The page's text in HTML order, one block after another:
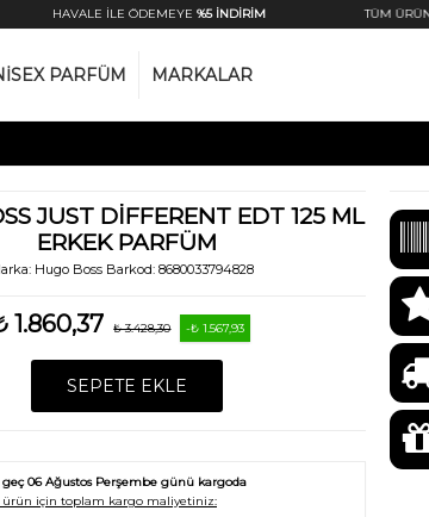
HAVALE İLE ÖDEMEYE%5 İNDİRİM TÜM
PARFÜM MARKALAR
JUST DIFFERENT EDT 125 ML
ERKEK PARFÜM
Hugo Boss Barkod: 8680033794828
1.860,37 ₺ 3.428,30 -₺ 1.567,93
SEPETE EKLE
geç06 Ağustos Perşembe günü kargoda
ürün için toplam kargo maliyetiniz: